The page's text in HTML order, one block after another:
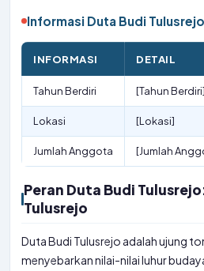
Informasi Duta Budi Tulusrejo
INFORMASI DETAIL
Tahun Berdiri [Tahun Berdiri]
Lokasi [Lokasi]
Jumlah Anggota [Jumlah
Peran Duta Budi
Tulusrejo
Duta Budi Tulusrejo adalah ujung
menyebarkan nilai-nilai luhur